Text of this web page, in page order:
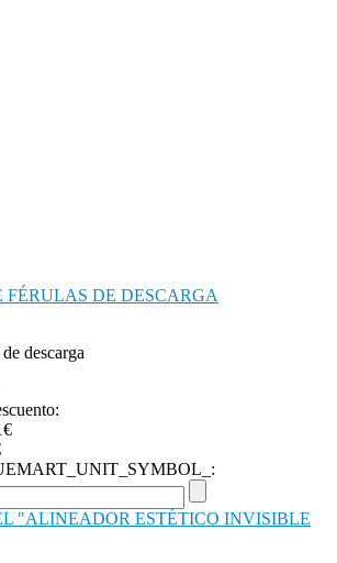
DE DESCARGA
descarga
"ALINEADOR ESTÉTICO INVISIBLE